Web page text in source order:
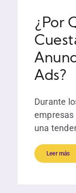
¿Por
Ads?
Durante
empresas
una
Leer más